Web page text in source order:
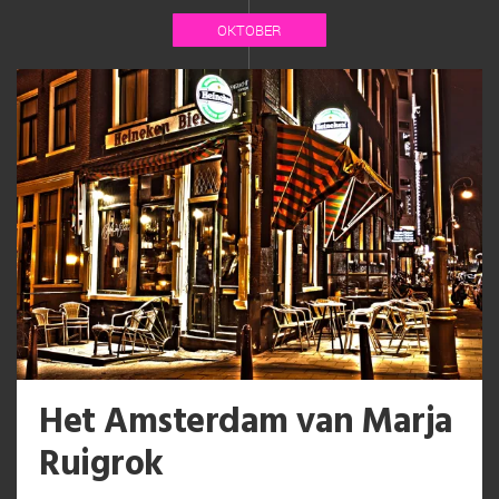
OKTOBER
Het Amsterdam van Marja
Ruigrok